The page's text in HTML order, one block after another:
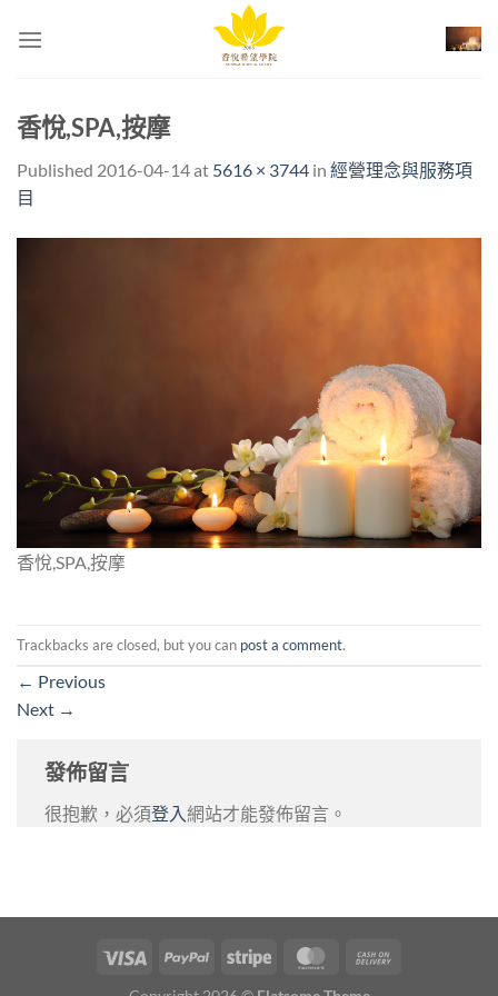
香悅,SPA,按摩
Published 2016-04-14at 5616 × 3744 in 經營理念與服務項
目
香悅,SPA,按摩
Trackbacks are closed, but you can post a comment.
← Previous
Next →
發佈留言
很抱歉，必須登入網站才能發佈留言。